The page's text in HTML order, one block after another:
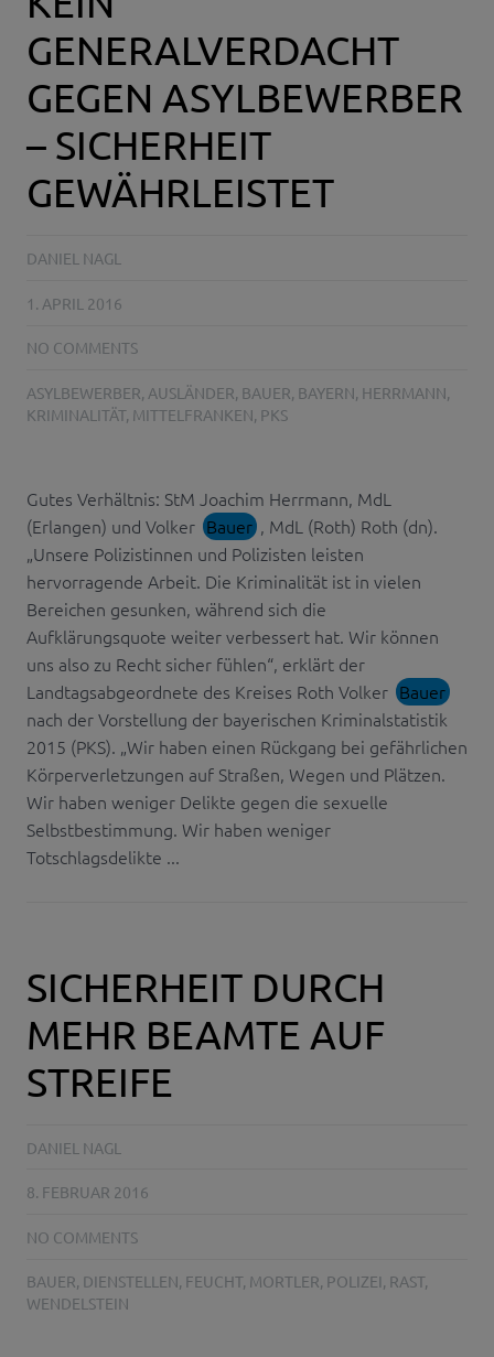
GENERALVERDACHT
GEGEN ASYLBEWERBER
– SICHERHEIT
GEWÄHRLEISTET
DANIEL NAGL
1. APRIL 2016
NO COMMENTS
ASYLBEWERBER, AUSLÄNDER, BAUER, BAYERN, HERRMANN,
KRIMINALITÄT, MITTELFRANKEN, PKS
Gutes Verhältnis: StM Joachim Herrmann, MdL
(Erlangen) und Volker Bauer , MdL (Roth) Roth (dn).
„Unsere Polizistinnen und Polizisten leisten
hervorragende Arbeit. Die Kriminalität ist in vielen
Bereichen gesunken, während sich die
Aufklärungsquote weiter verbessert hat. Wir können
uns also zu Recht sicher fühlen“, erklärt der
Landtagsabgeordnete des Kreises Roth Volker Bauer
nach der Vorstellung der bayerischen Kriminalstatistik
2015 (PKS). „Wir haben einen Rückgang bei gefährlichen
Körperverletzungen auf Straßen, Wegen und Plätzen.
Wir haben weniger Delikte gegen die sexuelle
Selbstbestimmung. Wir haben weniger
Totschlagsdelikte ...
SICHERHEIT DURCH
MEHR BEAMTE AUF
STREIFE
DANIEL NAGL
8. FEBRUAR 2016
NO COMMENTS
BAUER, DIENSTELLEN, FEUCHT, MORTLER, POLIZEI, RAST,
WENDELSTEIN